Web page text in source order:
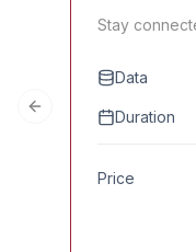
Stay
Data
Duration
Price
Previous slide